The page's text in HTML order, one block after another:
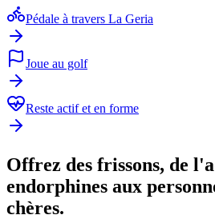
Pédale à travers La Geria
Joue au golf
Reste actif et en forme
Offrez des frissons, de
endorphines aux
chères.